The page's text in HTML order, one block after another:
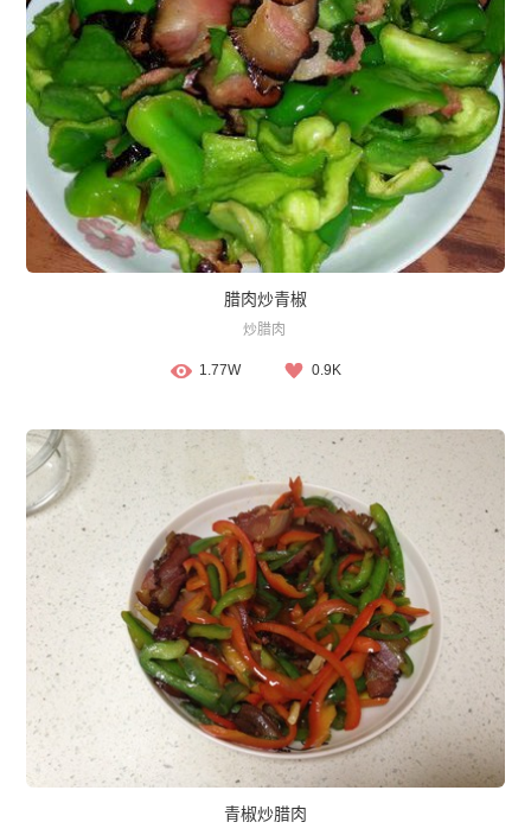
腊肉炒青椒
炒腊肉
1.77W 0.9K
青椒炒腊肉